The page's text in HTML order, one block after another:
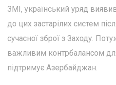
ЗМІ, український уряд
до цих застарілих систем
сучасної зброї з Заходу.
важливим контрбалансом
підтримує Азербайджан.